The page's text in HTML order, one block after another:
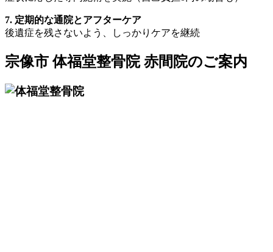
7. 定期的な通院とアフターケア
後遺症を残さないよう、しっかりケアを継続
宗像市 体福堂整骨院 赤間院のご案内